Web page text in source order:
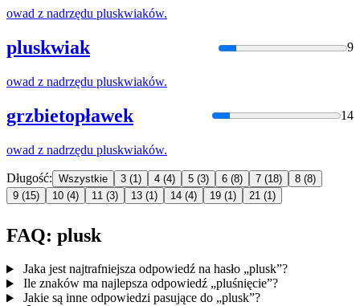
owad z nadrzędu pluskwiaków.
pluskwiak 9
owad z nadrzędu pluskwiaków.
grzbietopławek 14
owad z nadrzędu pluskwiaków.
Długość: Wszystkie 3 (1) 4 (4) 5 (3) 6 (8) 7 (18) 8 (8)
9 (15) 10 (4) 11 (3) 13 (1) 14 (4) 19 (1) 21 (1)
FAQ: plusk
Jaka jest najtrafniejsza odpowiedź na hasło „plusk”?
Ile znaków ma najlepsza odpowiedź „pluśnięcie”?
Jakie są inne odpowiedzi pasujące do „plusk”?